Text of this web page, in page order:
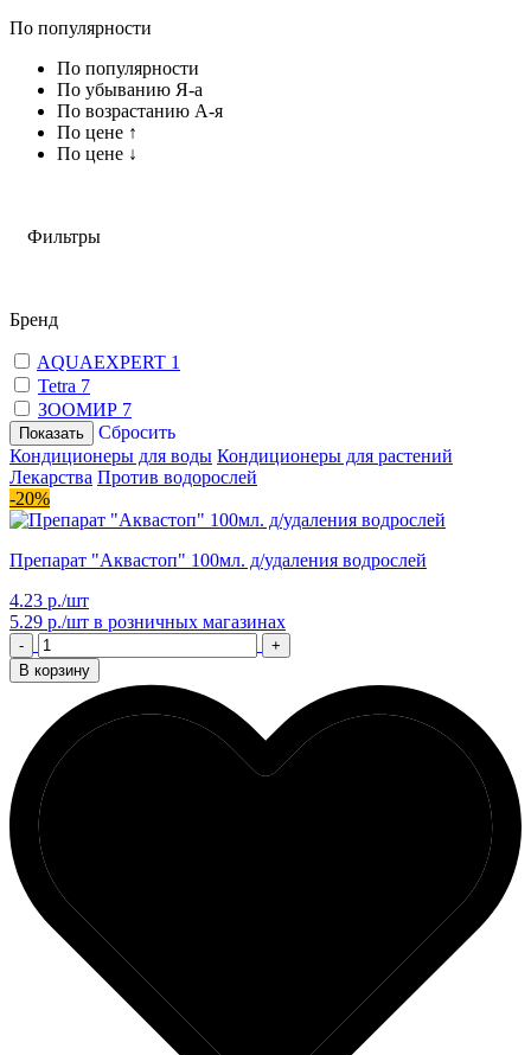
По популярности
По популярности
По убыванию Я-а
По возрастанию А-я
По цене ↑
По цене ↓
Фильтры
Бренд
AQUAEXPERT 1
Tetra 7
ЗООМИР 7
Показать
Сбросить
Кондиционеры для воды Кондиционеры для растений
Лекарства Против водорослей
-20%
Препарат "Аквастоп" 100мл. д/удаления водрослей
4.23 р./шт
5.29 р./шт в розничных магазинах
-
+
В корзину